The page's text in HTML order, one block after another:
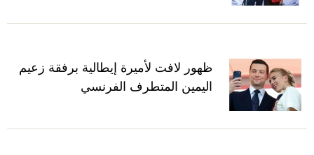
ظهور لافت لأميرة إيطالية برفقة زعيم
اليمين المتطرف الفرنسي